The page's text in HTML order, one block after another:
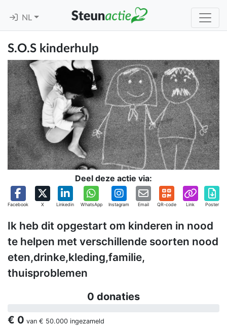
NL
S.O.S kinderhulp
Deel deze actie via:
Facebook X Linkedin WhatsApp Instagram Email QR-code Link Poster
Ik heb dit opgestart om kinderen in nood
te helpen met verschillende soorten nood
eten,drinke,kleding,familie,
thuisproblemen
0 donaties
€ 0 van € 50.000 ingezameld